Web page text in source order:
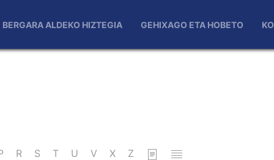
BERGARA ALDEKO HIZTEGIA GEHIXAGO ETA HOBETO
R S T U V X Z